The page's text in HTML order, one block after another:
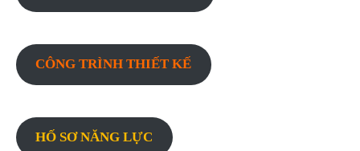
CÔNG TRÌNH THIẾT KẾ
HỐ SƠ NĂNG LỰC